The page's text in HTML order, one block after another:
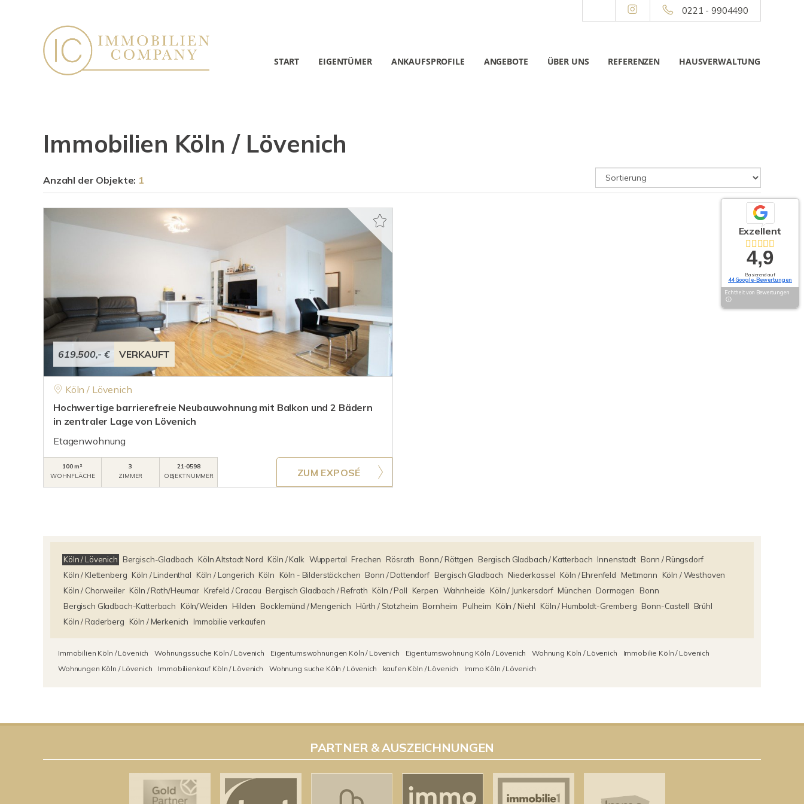
0221 - 9904490
START EIGENTÜMER ANKAUFSPROFILE ANGEBOTE ÜBER UNS REFERENZEN HAUSVERWALTUNG
Immobilien Köln / Lövenich
Anzahl der Objekte: 1
619.500,- € VERKAUFT
Köln / Lövenich
Hochwertige barrierefreie Neubauwohnung mit Balkon und 2 Bädern
in zentraler Lage von Lövenich
Etagenwohnung
100 m²
WOHNFLÄCHE
3
ZIMMER
21-0598
OBJEKTNUMMER
ZUM EXPOSÉ
Köln / Lövenich Bergisch-Gladbach Köln Altstadt Nord Köln / Kalk Wuppertal Frechen Rösrath Bonn / Röttgen Bergisch Gladbach / Katterbach Innenstadt Bonn / Rüngsdorf
Köln / Klettenberg Köln / Lindenthal Köln / Longerich Köln Köln - Bilderstöckchen Bonn / Dottendorf Bergisch Gladbach Niederkassel Köln / Ehrenfeld Mettmann
Köln / Westhoven
Köln / Chorweiler Köln / Rath/Heumar Krefeld / Cracau Bergisch Gladbach / Refrath Köln / Poll Kerpen Wahnheide Köln / Junkersdorf München Dormagen
Bonn
Bergisch Gladbach-Katterbach
Köln/Weiden Hilden Bocklemünd / Mengenich Hürth / Stotzheim Bornheim Pulheim Köln / Niehl Köln / Humboldt-Gremberg Bonn-Castell
Brühl
Köln / Raderberg
Köln / Merkenich Immobilie verkaufen
Immobilien Köln / Lövenich Wohnungssuche Köln / Lövenich Eigentumswohnungen Köln / Lövenich Eigentumswohnung Köln / Lövenich Wohnung Köln / Lövenich
Immobilie Köln / Lövenich
Wohnungen Köln / Lövenich
Immobilienkauf Köln / Lövenich Wohnung suche Köln / Lövenich kaufen Köln / Lövenich Immo Köln / Lövenich
Exzellent
4,9
Basierend auf
44 Google-Bewertungen
Echtheit von Bewertungen
PARTNER & AUSZEICHNUNGEN